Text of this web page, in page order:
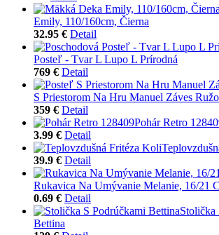
Emily, 110/160cm, Čierna
32.95 € Detail
Posteľ - Tvar L Lupo L Prírodná
769 € Detail
S Priestorom Na Hru Manuel Záves
359 € Detail
Pohár Retro
3.99 € Detail
39.9 € Detail
Rukavica Na Umývanie Melanie, 16/21
0.69 € Detail
Stolička
Bettina